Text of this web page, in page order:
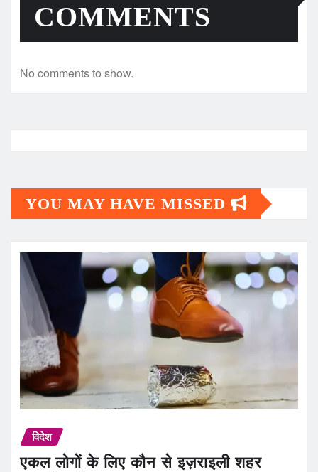
COMMENTS
No comments to show.
YOU MAY HAVE MISSED
विदेश
एकल लोगों के लिए कौन से इज़राइली शहर